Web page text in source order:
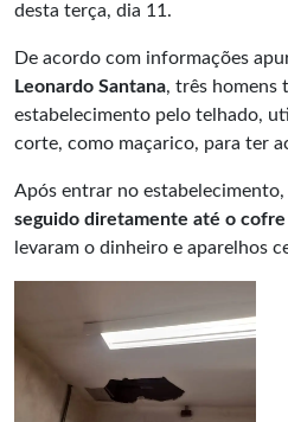
desta terça, dia 11.
De acordo com informações
Leonardo Santana, três homens
estabelecimento pelo telhado,
corte, como maçarico, para ter
Após entrar no estabelecimento,
seguido diretamente até o cofre
levaram o dinheiro e aparelhos